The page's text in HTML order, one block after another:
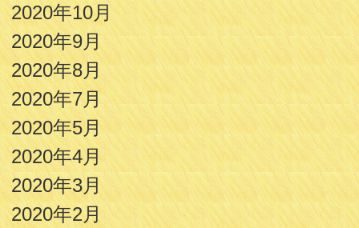
2020年10月
2020年9月
2020年8月
2020年7月
2020年5月
2020年4月
2020年3月
2020年2月